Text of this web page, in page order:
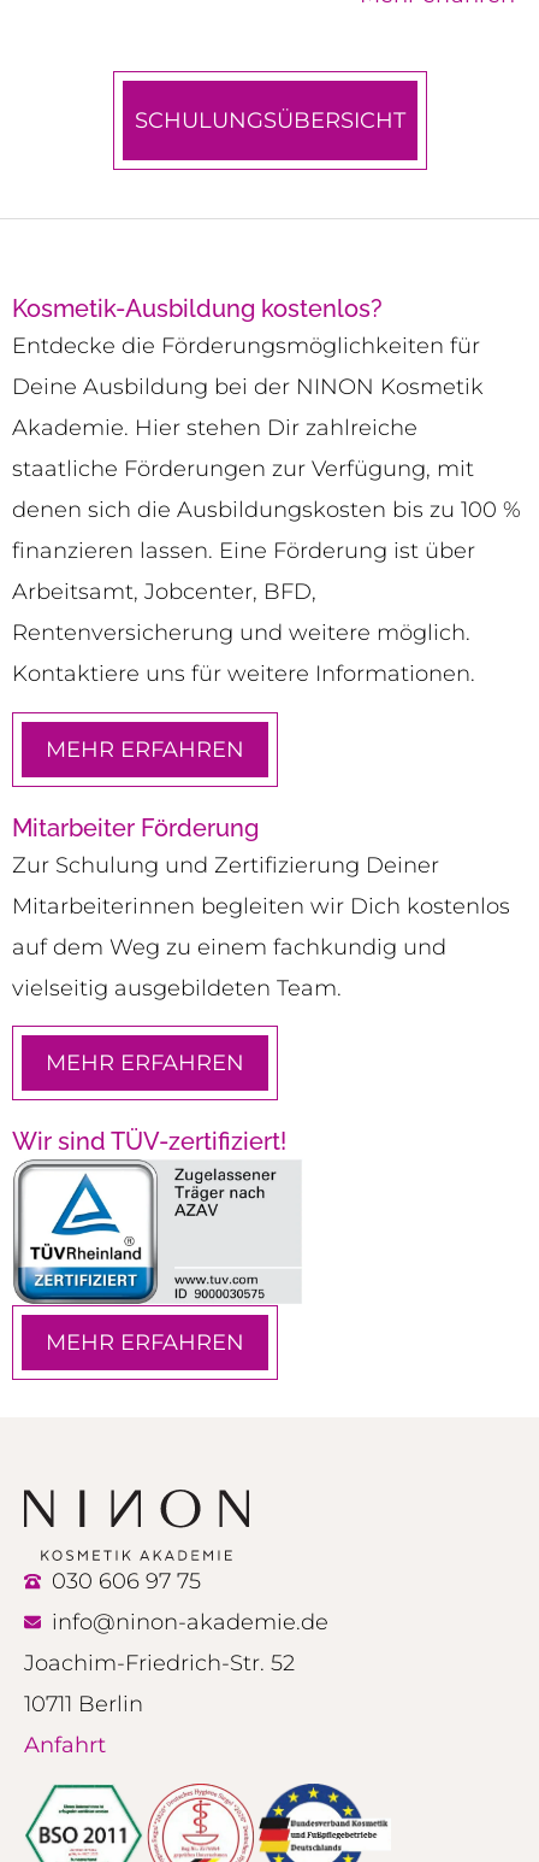
SCHULUNGSÜBERSICHT
Kosmetik-Ausbildung kostenlos?
Entdecke die Förderungsmöglichkeiten für
Deine Ausbildung bei der NINON Kosmetik
Akademie. Hier stehen Dir zahlreiche
staatliche Förderungen zur Verfügung, mit
denen sich die Ausbildungskosten bis zu 100 %
finanzieren lassen. Eine Förderung ist über
Arbeitsamt, Jobcenter, BFD,
Rentenversicherung und weitere möglich.
Kontaktiere uns für weitere Informationen.
MEHR ERFAHREN
Mitarbeiter Förderung
Zur Schulung und Zertifizierung Deiner
Mitarbeiterinnen begleiten wir Dich kostenlos
auf dem Weg zu einem fachkundig und
vielseitig ausgebildeten Team.
MEHR ERFAHREN
Wir sind TÜV-zertifiziert!
MEHR ERFAHREN
030 606 97 75
info@ninon-akademie.de
Joachim-Friedrich-Str. 52
10711 Berlin
Anfahrt